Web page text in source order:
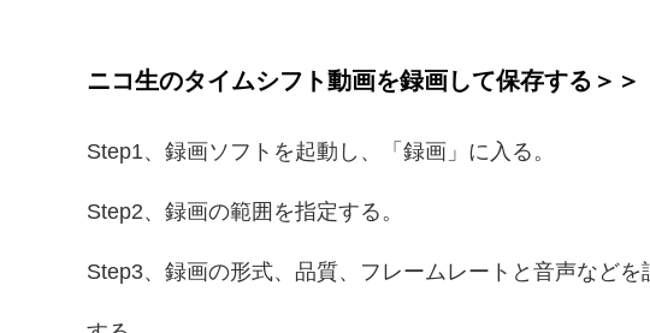
ニコ生のタイムシフト動画を録画して保存する＞＞
Step1、録画ソフトを起動し、「録画」に入る。
Step2、録画の範囲を指定する。
Step3、録画の形式、品質、フレームレートと音声などを